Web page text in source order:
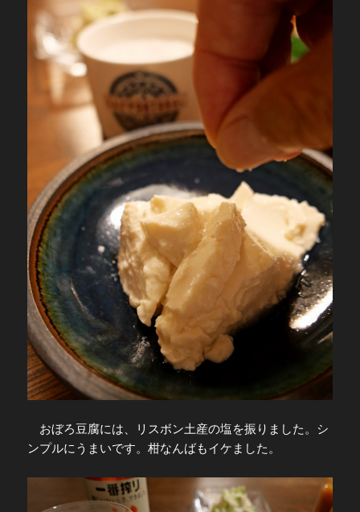
おぼろ豆腐には、リスボン土産の塩を振りました。シ
ンプルにうまいです。柑なんばもイケました。